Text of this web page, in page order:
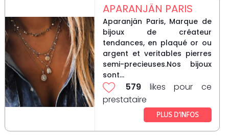
APARANJÄN PARIS
Aparanjän Paris, Marque de
bijoux de créateur
tendances, en plaqué or ou
argent et veritables pierres
semi-precieuses.Nos bijoux
sont...
579 likes pour ce
prestataire
PLUS D’INFOS